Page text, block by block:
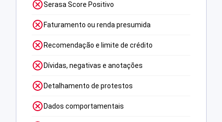
Serasa Score Positivo
Faturamento ou renda presumida
Recomendação e limite de crédito
Dívidas, negativas e anotações
Detalhamento de protestos
Dados comportamentais